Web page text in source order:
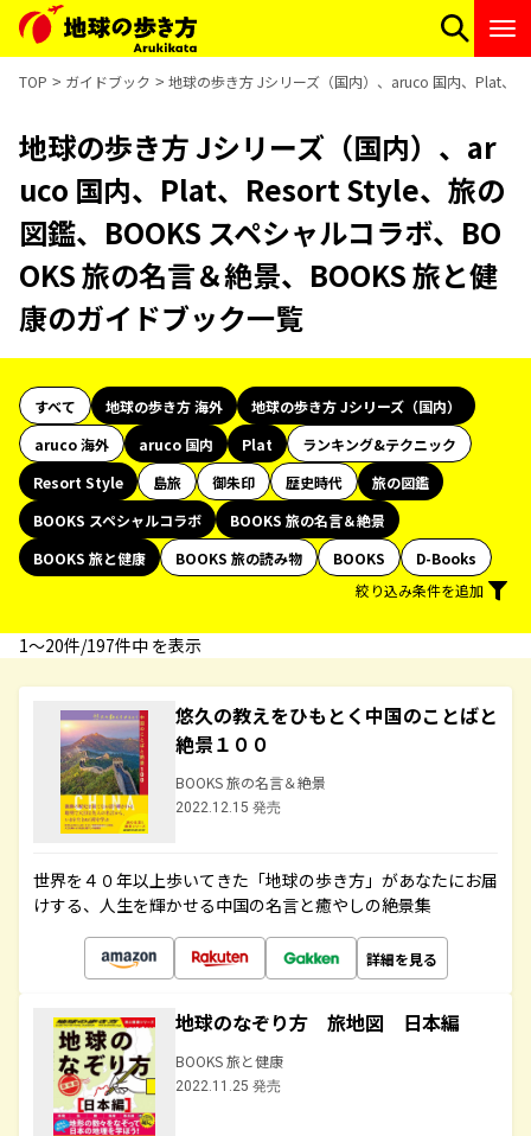
TOP ガイドブック 地球の歩き方 Jシリーズ（国内）、aruco 国内、Plat、
地球の歩き方 Jシリーズ（国内）、ar
uco 国内、Plat、Resort Style、旅の
図鑑、BOOKS スペシャルコラボ、BO
OKS 旅の名言＆絶景、BOOKS 旅と健
康のガイドブック一覧
すべて 地球の歩き方 海外
地球の歩き方 Jシリーズ（国内）
aruco 海外
aruco 国内 Plat
ランキング&テクニック
Resort Style
島旅 御朱印 歴史時代
旅の図鑑
BOOKS スペシャルコラボ
BOOKS 旅の名言＆絶景
BOOKS 旅と健康
BOOKS 旅の読み物 BOOKS
D-Books
絞り込み条件を追加
1〜20件/197件中 を表示
悠久の教えをひもとく中国のことばと
絶景１００
BOOKS 旅の名言＆絶景
2022.12.15 発売
世界を４０年以上歩いてきた「地球の歩き方」があなたにお届
けする、人生を輝かせる中国の名言と癒やしの絶景集
詳細を見る
地球のなぞり方 旅地図 日本編
BOOKS 旅と健康
2022.11.25 発売